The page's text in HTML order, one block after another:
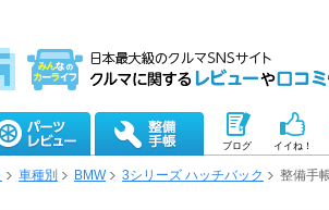
ブログ イイね！
車種別 BMW 3シリーズ ハッチバック 整備手